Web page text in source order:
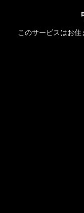
このサービスはお住